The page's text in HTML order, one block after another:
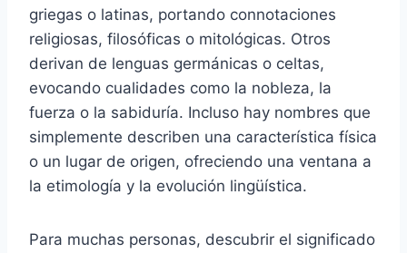
griegas o latinas, portando connotaciones
religiosas, filosóficas o mitológicas. Otros
derivan de lenguas germánicas o celtas,
evocando cualidades como la nobleza, la
fuerza o la sabiduría. Incluso hay nombres que
simplemente describen una característica física
o un lugar de origen, ofreciendo una ventana a
la etimología y la evolución lingüística.
Para muchas personas, descubrir el significado